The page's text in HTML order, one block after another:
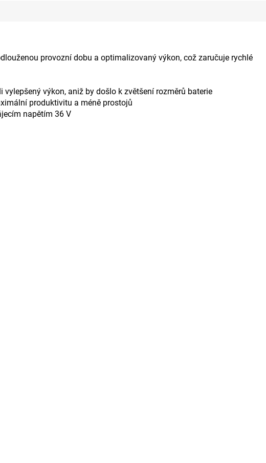
provozní dobu a optimalizovaný výkon, což zaručuje rychlé
výkon, aniž by došlo k zvětšení rozměrů baterie
produktivitu a méně prostojů
napětím 36 V